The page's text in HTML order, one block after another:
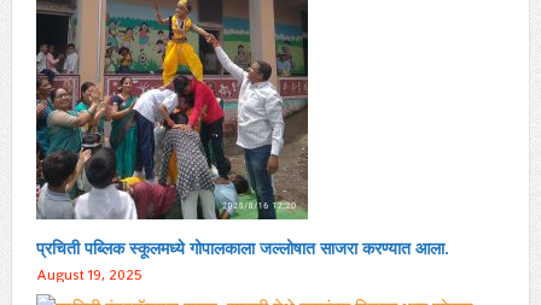
प्रचिती पब्लिक स्कूलमध्ये गोपालकाला जल्लोषात साजरा करण्यात आला.
August 19, 2025